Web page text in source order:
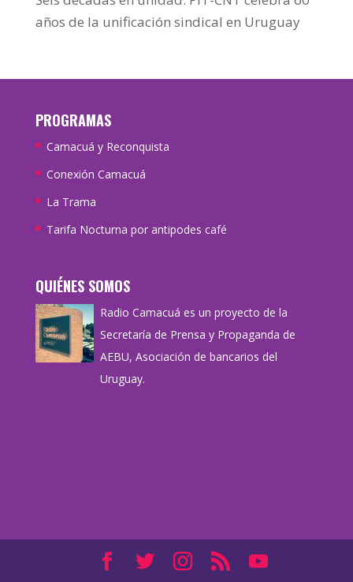
años de la unificación sindical en Uruguay
PROGRAMAS
Camacuá y Reconquista
Conexión Camacuá
La Trama
Tarifa Nocturna por antipodes café
QUIÉNES SOMOS
Radio Camacuá es un proyecto de la
Secretaría de Prensa y Propaganda de
AEBU, Asociación de bancarios del
Uruguay.